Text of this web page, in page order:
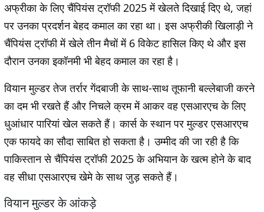
अफ्रीका के लिए चैंपियंस ट्रॉफी 2025 में खेलते दिखाई दिए थे, जहां
पर उनका प्रदर्शन बेहद कमाल का रहा था। इस अफ्रीकी खिलाड़ी ने
चैंपियंस ट्रॉफी में खेले तीन मैचों में 6 विकेट हासिल किए थे और इस
दौरान उनका इकॉनमी भी बेहद कमाल का रहा है।
वियान मुल्डर तेज तर्रार गेंदबाजी के साथ-साथ तूफानी बल्लेबाजी करने
का दम भी रखते हैं और निचले क्रम में आकर वह एसआरएच के लिए
धुआंधार पारियां खेल सकते हैं। कार्स के स्थान पर मुल्डर एसआरएच
एक फायदे का सौदा साबित हो सकता है। उम्मीद की जा रही है कि
पाकिस्तान से चैंपियंस ट्रॉफी 2025 के अभियान के खत्म होने के बाद
वह सीधा एसआरएच खेमे के साथ जुड़ सकते हैं।
वियान मुल्डर के आंकड़े